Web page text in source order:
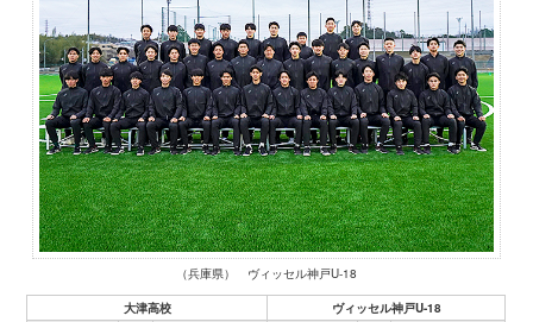
（兵庫県） ヴィッセル神戸U-18
大津高校
ヴィッセル神戸U-18